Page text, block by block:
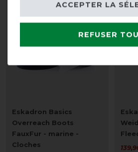
Eskadron Basics
Overreach Boots
FauxFur - marine -
Cloches
REFUSER
ACCEPTER LA